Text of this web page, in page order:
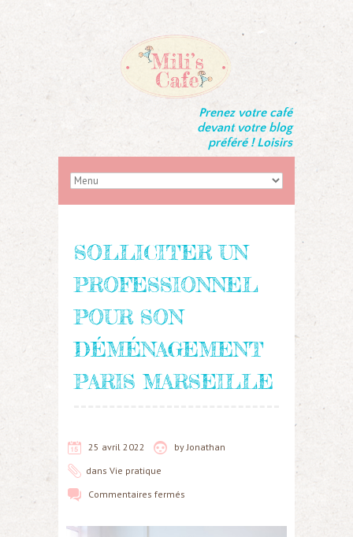
Prenez votre café
devant votre blog
préféré ! Loisirs
SOLLICITER UN
PROFESSIONNEL
POUR SON
DÉMÉNAGEMENT
PARIS MARSEILLE
25 avril 2022 by Jonathan
dans Vie pratique
Commentaires fermés